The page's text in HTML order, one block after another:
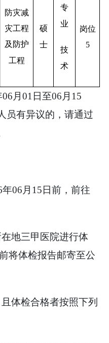
防灾减
灾工程
及防护
工程
硕
士
专
业
技
术
岗位
5
06月 01 日至06月 15
员有异议的，请通过
年06月 15 日前，前往
地三甲医院进行体
将体检报告邮寄至公
体检合格者按照下列